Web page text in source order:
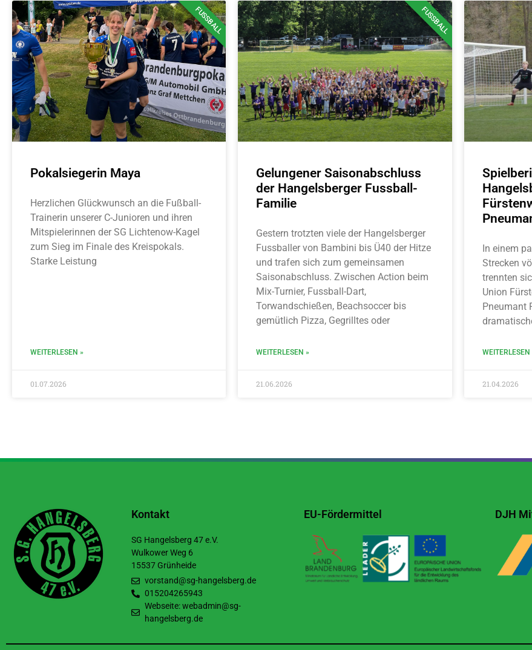
FUSSBALL
Pokalsiegerin Maya
Herzlichen Glückwunsch an die Fußball-
Trainerin unserer C-Junioren und ihren
Mitspielerinnen der SG Lichtenow-Kagel
zum Sieg im Finale des Kreispokals.
Starke Leistung
WEITERLESEN »
01.07.2026
FUSSBALL
Gelungener Saisonabschluss
der Hangelsberger Fussball-
Familie
Gestern trotzten viele der Hangelsberger
Fussballer von Bambini bis Ü40 der Hitze
und trafen sich zum gemeinsamen
Saisonabschluss. Zwischen Action beim
Mix-Turnier, Fussball-Dart,
Torwandschießen, Beachsoccer bis
gemütlich Pizza, Gegrilltes oder
WEITERLESEN »
21.06.2026
In einem
Strecken
trennten
Union
Pneumant
WEITERLESEN
21.04.2026
Kontakt
SG Hangelsberg 47 e.V.
Wulkower Weg 6
15537 Grünheide
vorstand@sg-hangelsberg.de
015204265943
Webseite: webadmin@sg-
hangelsberg.de
EU-Fördermittel DJH